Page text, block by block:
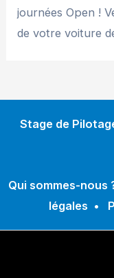
journées Open !
de votre voiture
Stage de
Qui sommes-nous
légales •